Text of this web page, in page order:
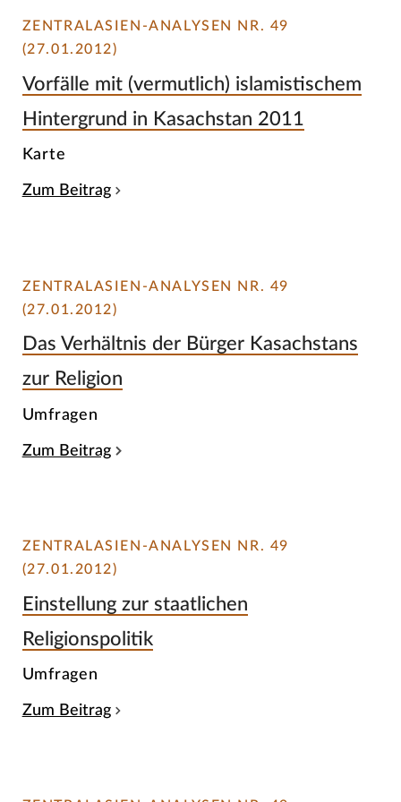
ZENTRALASIEN-ANALYSEN NR. 49
(27.01.2012)
Vorfälle mit (vermutlich) islamistischem
Hintergrund in Kasachstan 2011
Karte
Zum Beitrag
ZENTRALASIEN-ANALYSEN NR. 49
(27.01.2012)
Das Verhältnis der Bürger Kasachstans
zur Religion
Umfragen
Zum Beitrag
ZENTRALASIEN-ANALYSEN NR. 49
(27.01.2012)
Einstellung zur staatlichen
Religionspolitik
Umfragen
Zum Beitrag